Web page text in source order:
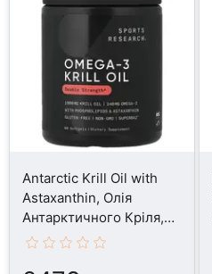
Antarctic Krill Oil with
Astaxanthin, Олія
Антарктичного Кріля,
60 капсул